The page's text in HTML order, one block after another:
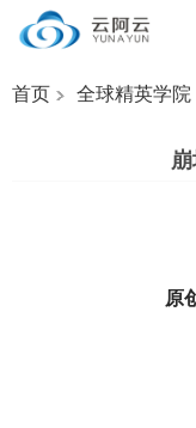
首页 全球精英学院
原